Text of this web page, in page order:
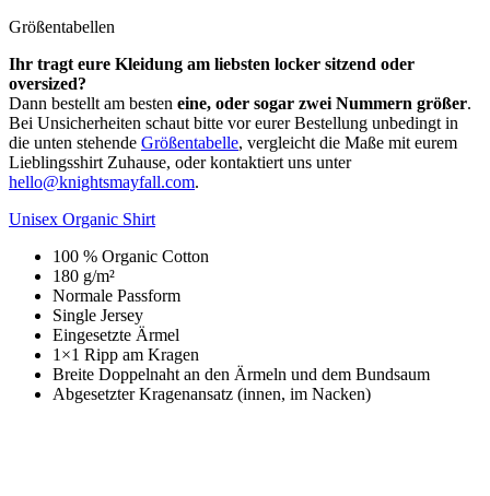
Größentabellen
Ihr tragt eure Kleidung am liebsten locker sitzend oder
oversized?
Dann bestellt am besten eine, oder sogar zwei Nummern größer.
Bei Unsicherheiten schaut bitte vor eurer Bestellung unbedingt in
die unten stehende Größentabelle, vergleicht die Maße mit eurem
Lieblingsshirt Zuhause, oder kontaktiert uns unter
hello@knightsmayfall.com.
Unisex Organic Shirt
100 % Organic Cotton
180 g/m²
Normale Passform
Single Jersey
Eingesetzte Ärmel
1×1 Ripp am Kragen
Breite Doppelnaht an den Ärmeln und dem Bundsaum
Abgesetzter Kragenansatz (innen, im Nacken)